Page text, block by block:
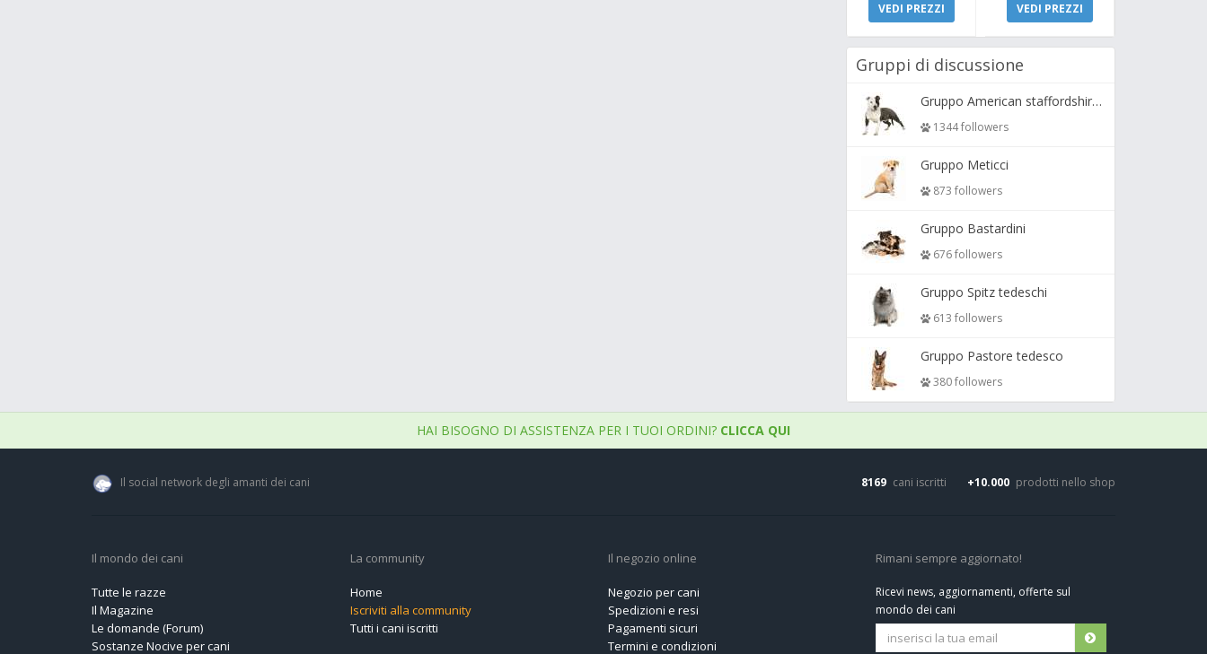
VEDI PREZZI VEDI PREZZI
Gruppi di discussione
Gruppo American staffordshire terrier ( amstaff, amastaff )
1344 followers
Gruppo Meticci
873 followers
Gruppo Bastardini
676 followers
Gruppo Spitz tedeschi
613 followers
Gruppo Pastore tedesco
380 followers
HAI BISOGNO DI ASSISTENZA PER I TUOI ORDINI? CLICCA QUI
Il social network degli amanti dei cani 8169 cani iscritti +10.000 prodotti nello shop
Il mondo dei cani
Tutte le razze
Il Magazine
Le domande (Forum)
Sostanze Nocive per cani
La community
Home
Iscriviti alla community
Tutti i cani iscritti
Il negozio online
Negozio per cani
Spedizioni e resi
Pagamenti sicuri
Termini e condizioni
Rimani sempre aggiornato!
Ricevi news, aggiornamenti, offerte sul
mondo dei cani